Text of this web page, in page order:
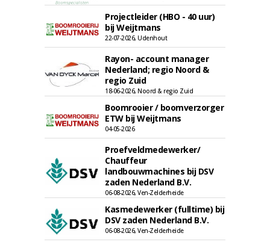
Projectleider (HBO - 40 uur)
bij Weijtmans
22-07-2026, Udenhout
Rayon- account manager
Nederland; regio Noord &
regio Zuid
18-06-2026, Noord & regio Zuid
Boomrooier / boomverzorger
ETW bij Weijtmans
04-05-2026
Proefveldmedewerker/
Chauffeur
landbouwmachines bij DSV
zaden Nederland B.V.
06-08-2026, Ven-Zelderheide
Kasmedewerker (fulltime) bij
DSV zaden Nederland B.V.
06-08-2026, Ven-Zelderheide